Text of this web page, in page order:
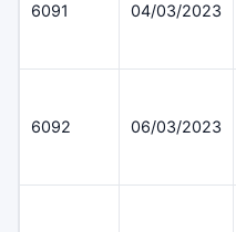
6091 04/03/2023
6092 06/03/2023